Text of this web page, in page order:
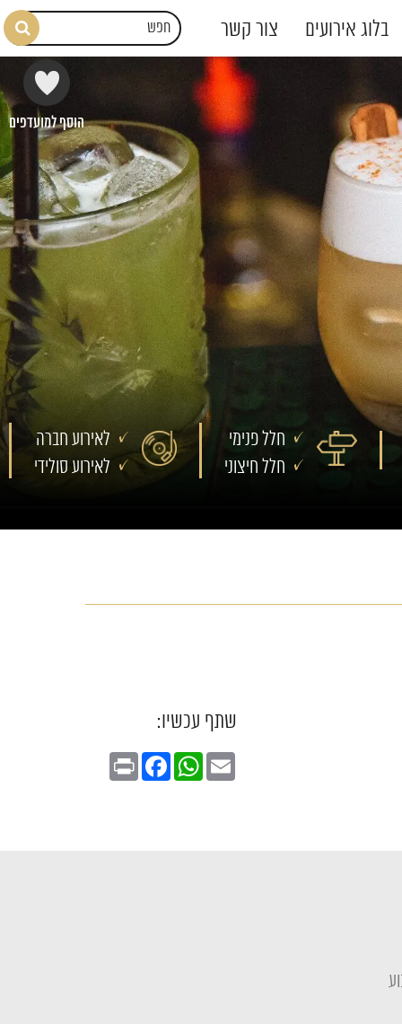
בלוג אירועים צור קשר
חלל פנימי
חלל חיצוני
לאירוע חברה
לאירוע סולידי
הוסף למועדפים
שתף עכשיו:
Print
FacebookWhatsAppEmail